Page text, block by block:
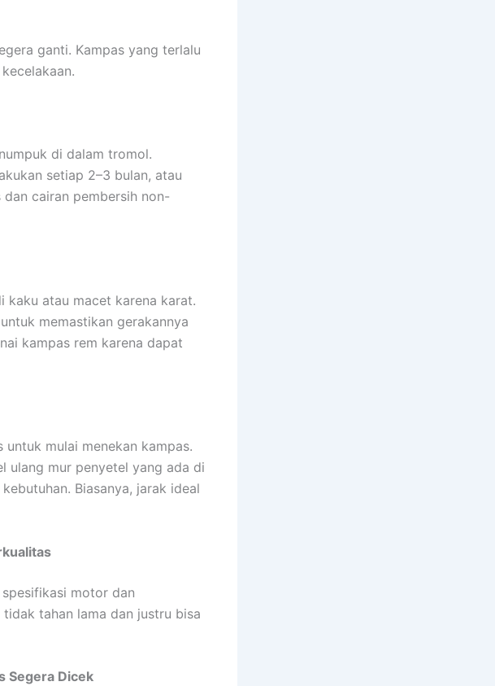
ganti. Kampas yang terlalu
di dalam tromol.
setiap 2–3 bulan, atau
cairan pembersih non-
kaku atau macet karena karat.
memastikan gerakannya
kampas rem karena dapat
mulai menekan kampas.
ulang mur penyetel yang ada di
Biasanya, jarak ideal
motor dan
tahan lama dan justru bisa
Segera Dicek